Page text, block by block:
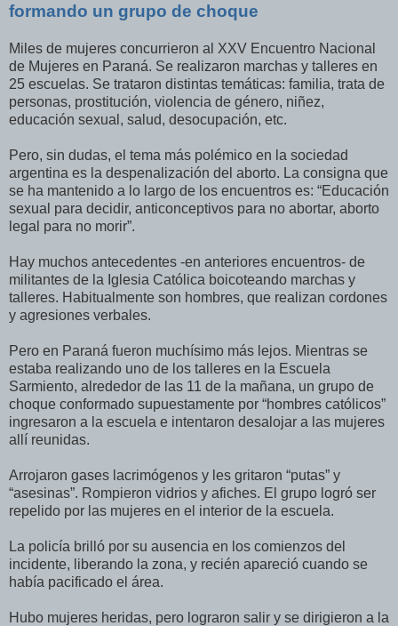
formando un grupo de choque
Miles de mujeres concurrieron al XXV Encuentro Nacional
de Mujeres en Paraná. Se realizaron marchas y talleres en
25 escuelas. Se trataron distintas temáticas: familia, trata de
personas, prostitución, violencia de género, niñez,
educación sexual, salud, desocupación, etc.
Pero, sin dudas, el tema más polémico en la sociedad
argentina es la despenalización del aborto. La consigna que
se ha mantenido a lo largo de los encuentros es: “Educación
sexual para decidir, anticonceptivos para no abortar, aborto
legal para no morir”.
Hay muchos antecedentes -en anteriores encuentros- de
militantes de la Iglesia Católica boicoteando marchas y
talleres. Habitualmente son hombres, que realizan cordones
y agresiones verbales.
Pero en Paraná fueron muchísimo más lejos. Mientras se
estaba realizando uno de los talleres en la Escuela
Sarmiento, alrededor de las 11 de la mañana, un grupo de
choque conformado supuestamente por “hombres católicos”
ingresaron a la escuela e intentaron desalojar a las mujeres
allí reunidas.
Arrojaron gases lacrimógenos y les gritaron “putas” y
“asesinas”. Rompieron vidrios y afiches. El grupo logró ser
repelido por las mujeres en el interior de la escuela.
La policía brilló por su ausencia en los comienzos del
incidente, liberando la zona, y recién apareció cuando se
había pacificado el área.
Hubo mujeres heridas, pero lograron salir y se dirigieron a la